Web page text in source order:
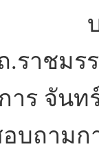
ถ.ราชม
าร จันท
บถามก